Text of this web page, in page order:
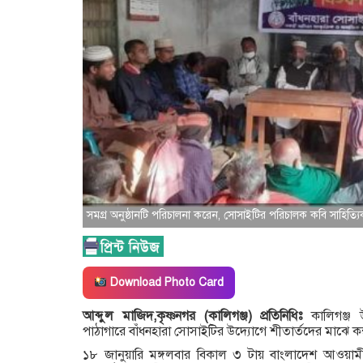
সমগ্র অনুষ্ঠানটি পরিচালনা করেন, সোসাইটির পরিচালক কবি সাহিত্যিক
Download Photo Card
আব্দুল মাজিদ,কৃষ্ণনগর (কালিগঞ্জ) প্রতিনিধিঃ
পাঠাগারে বাঁধনহারা সোসাইটির উদ্যোগে শীতার্তদের মাঝে
১৮ জানুয়ারি মঙ্গলবার বিকাল ৩ টায় বাংলাদেশ